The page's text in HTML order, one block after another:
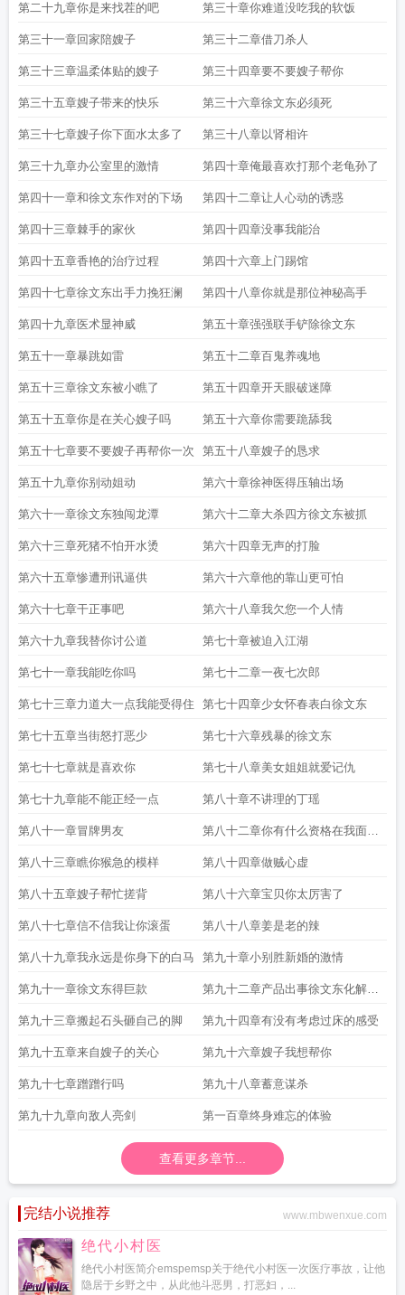
第二十九章你是来找茬的吧 第三十章你难道没吃我的软饭
第三十一章回家陪嫂子 第三十二章借刀杀人
第三十三章温柔体贴的嫂子 第三十四章要不要嫂子帮你
第三十五章嫂子带来的快乐 第三十六章徐文东必须死
第三十七章嫂子你下面水太多了 第三十八章以肾相许
第三十九章办公室里的激情 第四十章俺最喜欢打那个老龟孙了
第四十一章和徐文东作对的下场 第四十二章让人心动的诱惑
第四十三章棘手的家伙 第四十四章没事我能治
第四十五章香艳的治疗过程 第四十六章上门踢馆
第四十七章徐文东出手力挽狂澜 第四十八章你就是那位神秘高手
第四十九章医术显神威 第五十章强强联手铲除徐文东
第五十一章暴跳如雷 第五十二章百鬼养魂地
第五十三章徐文东被小瞧了 第五十四章开天眼破迷障
第五十五章你是在关心嫂子吗 第五十六章你需要跪舔我
第五十七章要不要嫂子再帮你一次 第五十八章嫂子的恳求
第五十九章你别动姐动 第六十章徐神医得压轴出场
第六十一章徐文东独闯龙潭 第六十二章大杀四方徐文东被抓
第六十三章死猪不怕开水烫 第六十四章无声的打脸
第六十五章惨遭刑讯逼供 第六十六章他的靠山更可怕
第六十七章干正事吧 第六十八章我欠您一个人情
第六十九章我替你讨公道 第七十章被迫入江湖
第七十一章我能吃你吗 第七十二章一夜七次郎
第七十三章力道大一点我能受得住 第七十四章少女怀春表白徐文东
第七十五章当街怒打恶少 第七十六章残暴的徐文东
第七十七章就是喜欢你 第七十八章美女姐姐就爱记仇
第七十九章能不能正经一点 第八十章不讲理的丁瑶
第八十一章冒牌男友 第八十二章你有什么资格在我面前
叫嚣
第八十三章瞧你猴急的模样 第八十四章做贼心虚
第八十五章嫂子帮忙搓背 第八十六章宝贝你太厉害了
第八十七章信不信我让你滚蛋 第八十八章姜是老的辣
第八十九章我永远是你身下的白马 第九十章小别胜新婚的激情
第九十一章徐文东得巨款 第九十二章产品出事徐文东化解危
机
第九十三章搬起石头砸自己的脚 第九十四章有没有考虑过床的感受
第九十五章来自嫂子的关心 第九十六章嫂子我想帮你
第九十七章蹭蹭行吗 第九十八章蓄意谋杀
第九十九章向敌人亮剑 第一百章终身难忘的体验
查看更多章节...
完结小说推荐 www.mbwenxue.com
绝代小村医
绝代小村医简介emspemsp关于绝代小村医一次医疗事故，让他
隐居于乡野之中，从此他斗恶男，打恶妇，...